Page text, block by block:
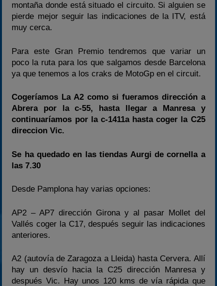
montaña donde está situado el circuito. Si alguien se
pierde mejor seguir las indicaciones de la ITV, está
muy cerca.
Para este Gran Premio tendremos que variar un
poco la ruta para los que salgamos desde Barcelona
ya que tenemos a los craks de MotoGp en el circuit.
Cogeríamos La A2 como si fueramos dirección a
Abrera por la c-55, hasta llegar a Manresa y
continuaríamos por la c-1411a hasta coger la C25
direccion Vic.
Se ha quedado en las tiendas Aurgi de cornella a
las 7.30
Desde Pamplona hay varias opciones:
AP2 – AP7 dirección Girona y al pasar Mollet del
Vallés coger la C17, después seguir las indicaciones
anteriores.
A2 (autovía de Zaragoza a Lleida) hasta Cervera. Allí
hay un desvío hacia la C25 dirección Manresa y
después Vic. Hay unos 120 kms de vía rápida que